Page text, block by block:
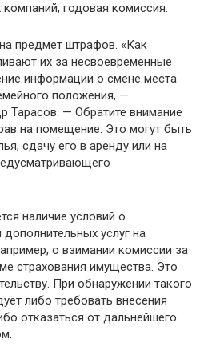
годовая комиссия.
предмет штрафов. «Как
их за несвоевременные
информации о смене места
положения, —
Тарасов. — Обратите внимание
на помещение. Это могут быть
сдачу его в аренду или на
наличие условий о
услуг на
о взимании комиссии за
страхования имущества. Это
При обнаружении такого
либо требовать внесения
отказаться от дальнейшего